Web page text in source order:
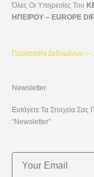
Όλες Οι Υπηρεσίες Του
ΗΠΕΙΡΟΥ – EUROPE
Προστασία Δεδομένων
Newsletter
Εισάγετε Τα Στοιχεία
“Newsletter”